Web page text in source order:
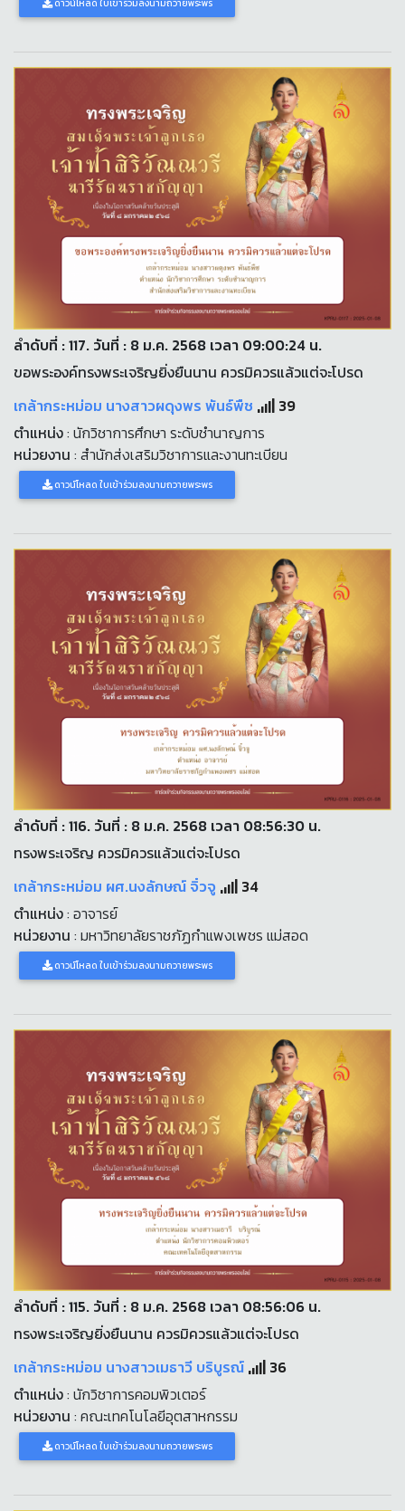
ดาวน์โหลด ใบเข้าร่วมลงนามถวายพระพร
ลำดับที่ : 117. วันที่ : 8 ม.ค. 2568 เวลา 09:00:24 น.
ขอพระองค์ทรงพระเจริญยิ่งยืนนาน ควรมิควรแล้วแต่จะโปรด
เกล้ากระหม่อม นางสาวผดุงพร พันธ์พืช
39
ตำแหน่ง: นักวิชาการศึกษา ระดับชำนาญการ
หน่วยงาน : สำนักส่งเสริมวิชาการและงานทะเบียน
ดาวน์โหลด ใบเข้าร่วมลงนามถวายพระพร
ลำดับที่ : 116. วันที่ : 8 ม.ค. 2568 เวลา 08:56:30 น.
ทรงพระเจริญ ควรมิควรแล้วแต่จะโปรด
เกล้ากระหม่อม ผศ.นงลักษณ์ จิ๋วจู
34
ตำแหน่ง: อาจารย์
หน่วยงาน : มหาวิทยาลัยราชภัฏกำแพงเพชร แม่สอด
ดาวน์โหลด ใบเข้าร่วมลงนามถวายพระพร
ลำดับที่ : 115. วันที่ : 8 ม.ค. 2568 เวลา 08:56:06 น.
ทรงพระเจริญยิ่งยืนนาน ควรมิควรแล้วแต่จะโปรด
เกล้ากระหม่อม นางสาวเมธาวี บริบูรณ์
36
ตำแหน่ง: นักวิชาการคอมพิวเตอร์
หน่วยงาน : คณะเทคโนโลยีอุตสาหกรรม
ดาวน์โหลด ใบเข้าร่วมลงนามถวายพระพร